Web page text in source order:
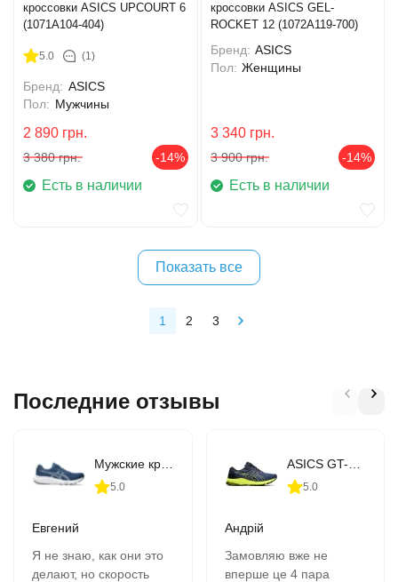
кроссовки ASICS UPCOURT 6
(1071A104-404)
5.0 (1)
Бренд: ASICS
Пол: Мужчины
2 890 грн.
3 380 грн. -14%
Есть в наличии
кроссовки ASICS GEL-
ROCKET 12 (1072A119-700)
Бренд: ASICS
Пол: Женщины
3 340 грн.
3 900 грн. -14%
Есть в наличии
Показать все
1 2 3
Последние отзывы
5.0
Евгений
Я не знаю, как они это
делают, но скорость
5.0
Андрій
Замовляю вже не
вперше це 4 пара